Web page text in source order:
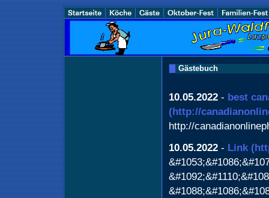
Gästebuch
10.05.2022 - best
(http://
http://
10.05.2022 - Link